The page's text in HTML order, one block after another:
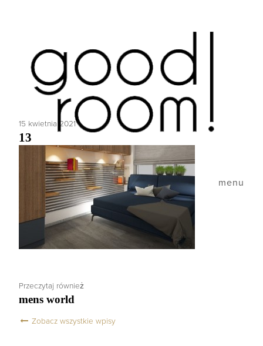
menu
15 kwietnia 2021
13
Przeczytaj również
mens world
Zobacz wszystkie wpisy